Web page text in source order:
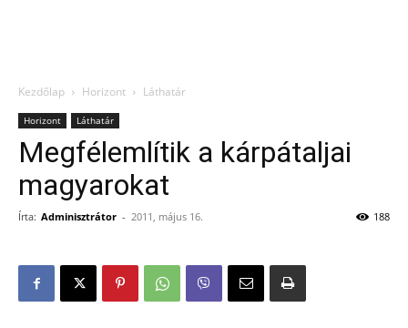
Kezdőlap Horizont Láthatár
Horizont Láthatár
Megfélemlítik a kárpátaljai
magyarokat
Írta: Adminisztrátor - 2011, május 16. 188